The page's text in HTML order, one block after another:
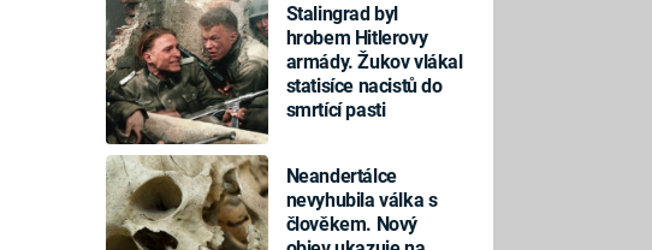
Stalingrad byl
hrobem Hitlerovy
armády. Žukov vlákal
statisíce nacistů do
smrtící pasti
Neandertálce
nevyhubila válka s
člověkem. Nový